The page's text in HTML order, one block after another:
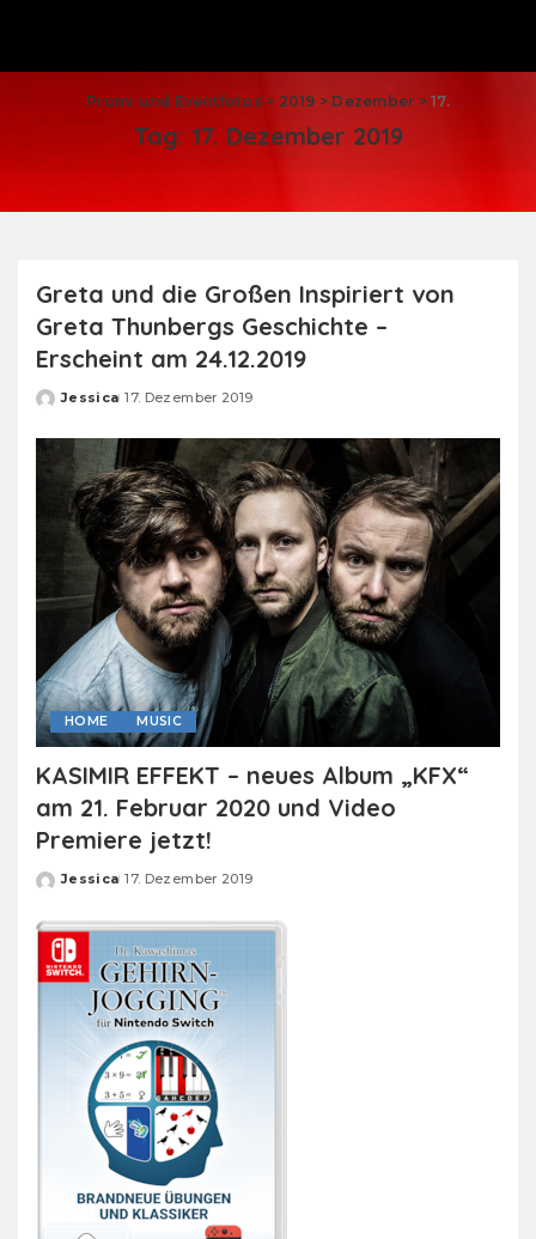
Promi und Eventfotos> 2019 > Dezember >17.
Tag: 17. Dezember 2019
Greta und die Großen Inspiriert von
Greta Thunbergs Geschichte –
Erscheint am 24.12.2019
Posted
Jessica 17. Dezember 2019
HOME MUSIC
KASIMIR EFFEKT – neues Album „KFX“
am 21. Februar 2020 und Video
Premiere jetzt!
Posted
Jessica 17. Dezember 2019